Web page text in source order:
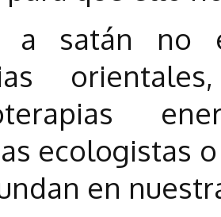
a satán no
ecologistas
en